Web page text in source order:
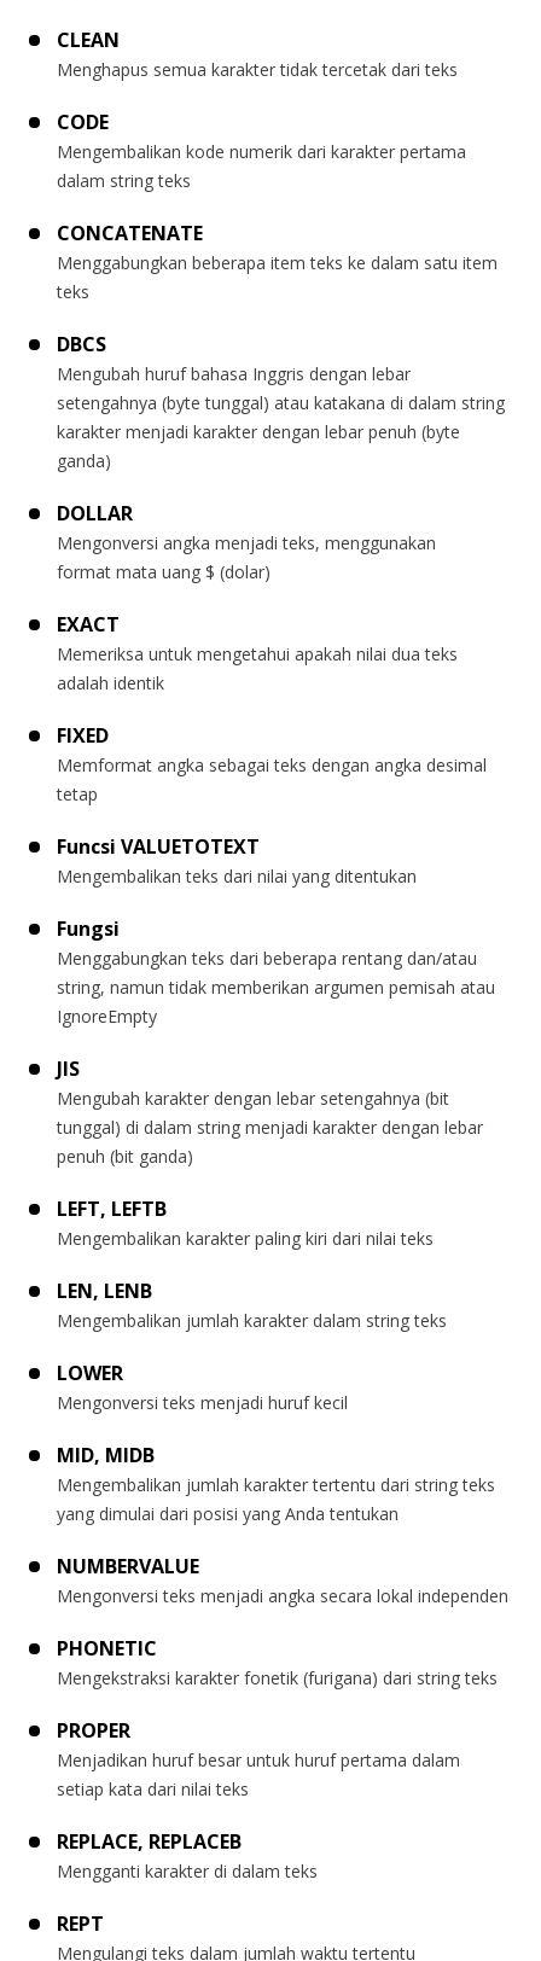
CLEAN
Menghapus semua karakter tidak tercetak dari teks
CODE
Mengembalikan kode numerik dari karakter pertama
dalam string teks
CONCATENATE
Menggabungkan beberapa item teks ke dalam satu item
teks
DBCS
Mengubah huruf bahasa Inggris dengan lebar
setengahnya (byte tunggal) atau katakana di dalam string
karakter menjadi karakter dengan lebar penuh (byte
ganda)
DOLLAR
Mengonversi angka menjadi teks, menggunakan
format mata uang $ (dolar)
EXACT
Memeriksa untuk mengetahui apakah nilai dua teks
adalah identik
FIXED
Memformat angka sebagai teks dengan angka desimal
tetap
Funcsi VALUETOTEXT
Mengembalikan teks dari nilai yang ditentukan
Fungsi
Menggabungkan teks dari beberapa rentang dan/atau
string, namun tidak memberikan argumen pemisah atau
IgnoreEmpty
JIS
Mengubah karakter dengan lebar setengahnya (bit
tunggal) di dalam string menjadi karakter dengan lebar
penuh (bit ganda)
LEFT, LEFTB
Mengembalikan karakter paling kiri dari nilai teks
LEN, LENB
Mengembalikan jumlah karakter dalam string teks
LOWER
Mengonversi teks menjadi huruf kecil
MID, MIDB
Mengembalikan jumlah karakter tertentu dari string teks
yang dimulai dari posisi yang Anda tentukan
NUMBERVALUE
Mengonversi teks menjadi angka secara lokal independen
PHONETIC
Mengekstraksi karakter fonetik (furigana) dari string teks
PROPER
Menjadikan huruf besar untuk huruf pertama dalam
setiap kata dari nilai teks
REPLACE, REPLACEB
Mengganti karakter di dalam teks
REPT
Mengulangi teks dalam jumlah waktu tertentu